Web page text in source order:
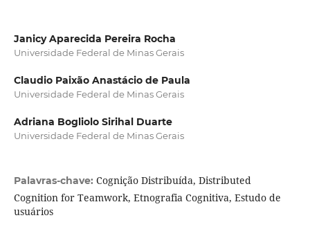
Janicy Aparecida Pereira Rocha
Universidade Federal de Minas Gerais
Claudio Paixão Anastácio de Paula
Universidade Federal de Minas Gerais
Adriana Bogliolo Sirihal Duarte
Universidade Federal de Minas Gerais
Palavras-chave: Cognição Distribuída, Distributed
Cognition for Teamwork, Etnografia Cognitiva, Estudo de
usuários